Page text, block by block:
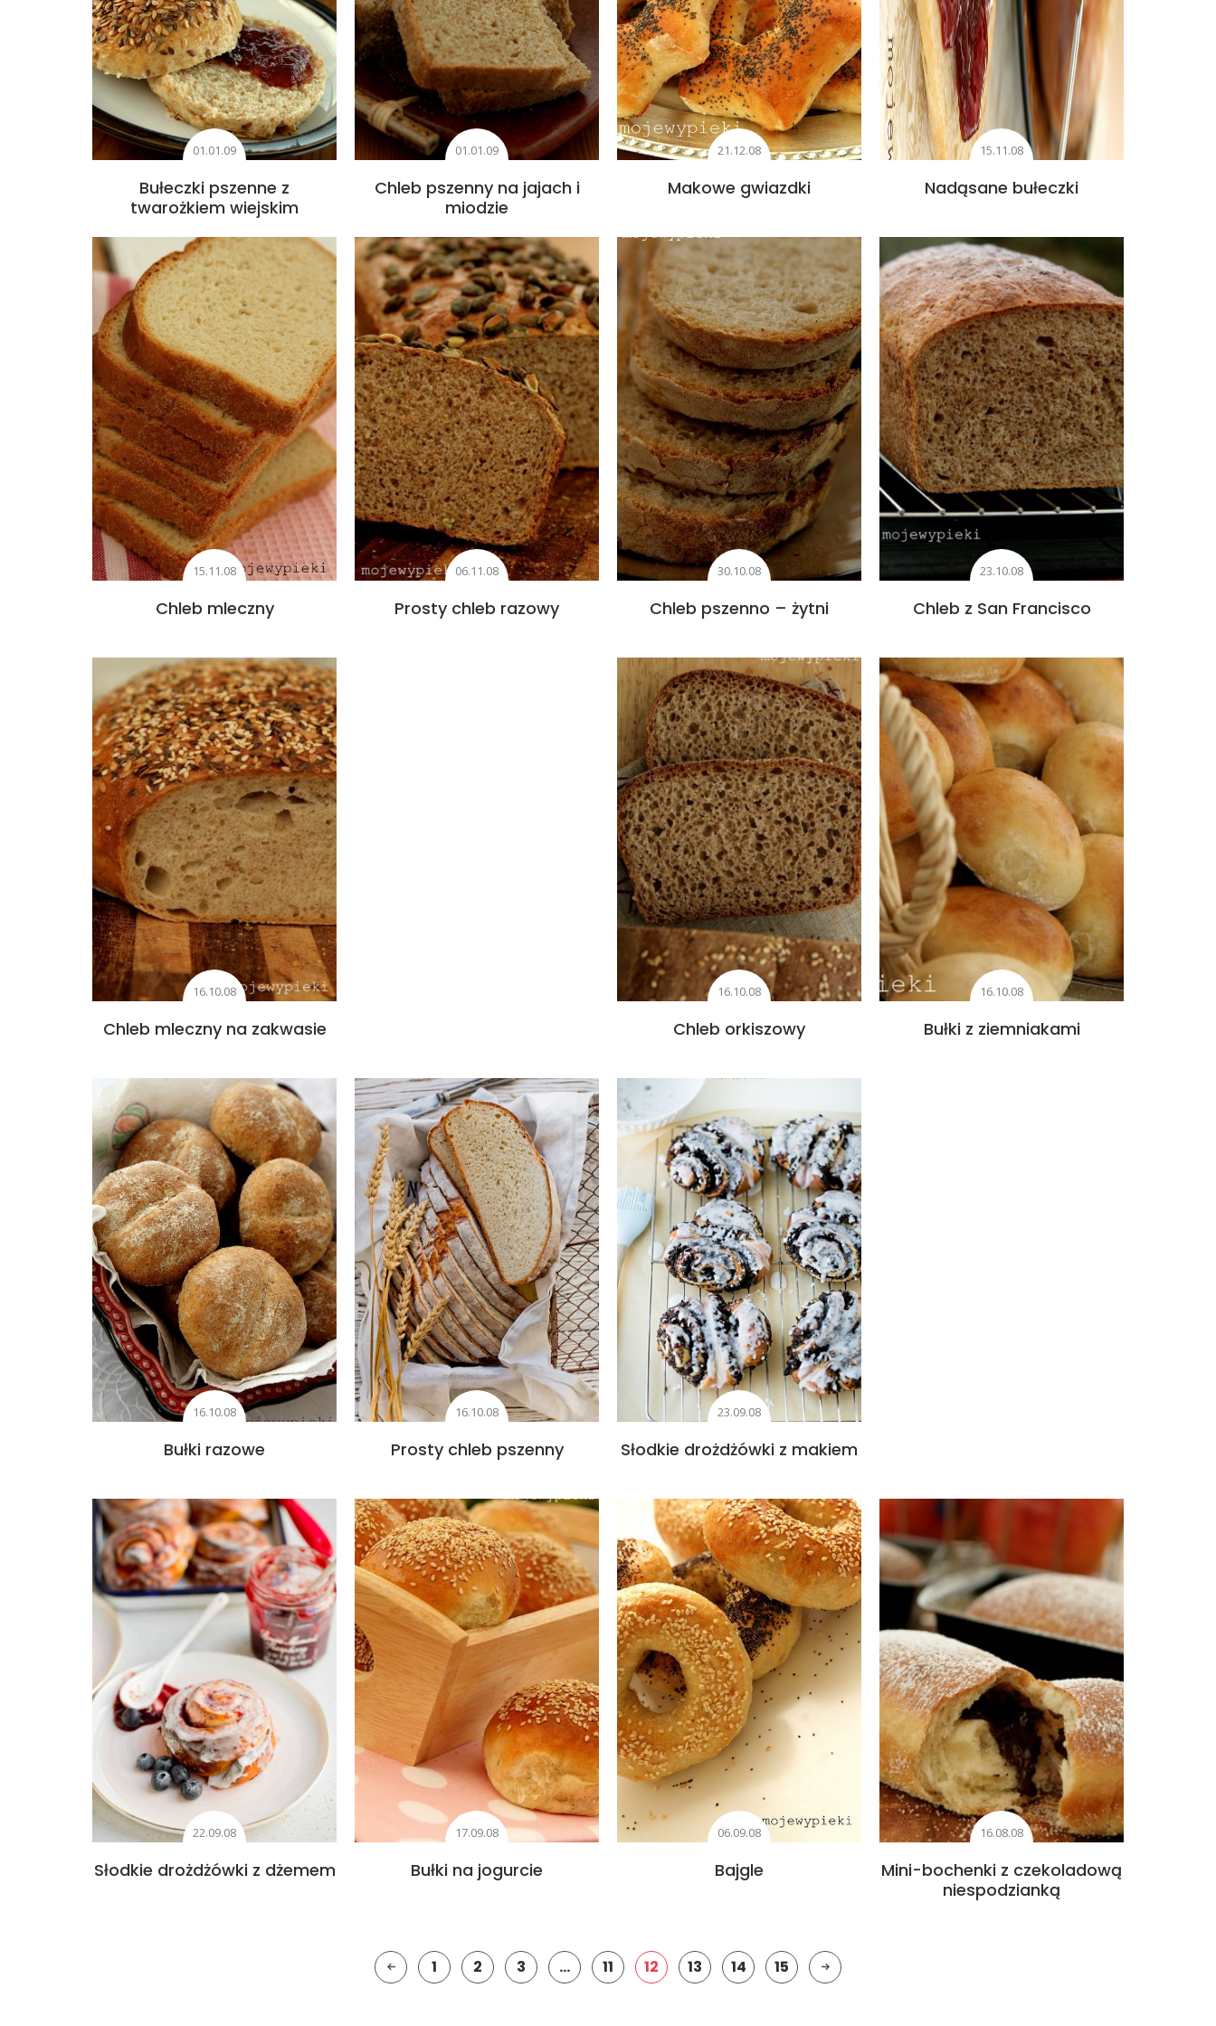
01.01.09
Bułeczki pszenne z
twarożkiem wiejskim
01.01.09
Chleb pszenny na jajach i
miodzie
21.12.08
Makowe gwiazdki
15.11.08
Nadąsane bułeczki
15.11.08
Chleb mleczny
06.11.08
Prosty chleb razowy
30.10.08
Chleb pszenno – żytni
23.10.08
Chleb z San Francisco
16.10.08
Chleb mleczny na zakwasie
16.10.08
Chleb orkiszowy
16.10.08
Bułki z ziemniakami
16.10.08
Bułki razowe
16.10.08
Prosty chleb pszenny
23.09.08
Słodkie drożdżówki z makiem
22.09.08
Słodkie drożdżówki z dżemem
17.09.08
Bułki na jogurcie
06.09.08
Bajgle
16.08.08
Mini-bochenki z czekoladową
niespodzianką
1 2 3 … 11 12 13 14 15